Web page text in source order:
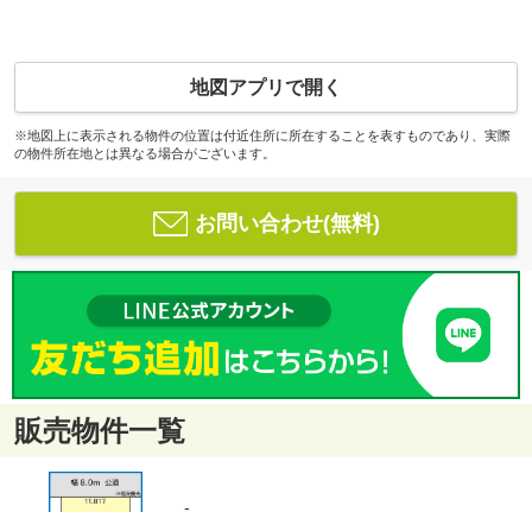
地図アプリで開く
※地図上に表示される物件の位置は付近住所に所在することを表すものであり、実際
の物件所在地とは異なる場合がございます。
お問い合わせ(無料)
販売物件一覧
-